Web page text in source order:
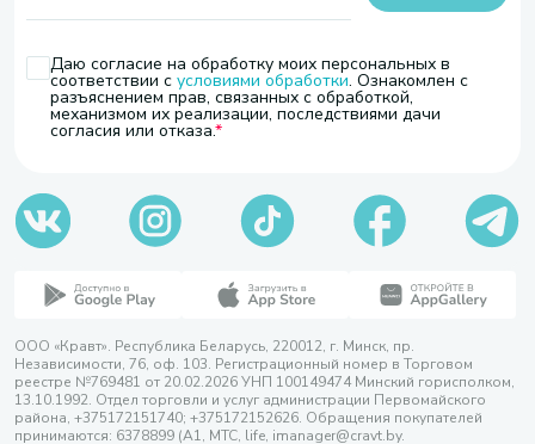
Даю согласие на обработку моих персональных в
соответствии с условиями обработки. Ознакомлен с
разъяснением прав, связанных с обработкой,
механизмом их реализации, последствиями дачи
согласия или отказа.
ООО «Кравт». Республика Беларусь, 220012, г. Минск, пр.
Независимости, 76, оф. 103. Регистрационный номер в Торговом
реестре №769481 от 20.02.2026 УНП 100149474 Минский горисполком,
13.10.1992. Отдел торговли и услуг администрации Первомайского
района, +375172151740; +375172152626. Обращения покупателей
принимаются: 6378899 (А1, МТС, life, imanager@cravt.by.